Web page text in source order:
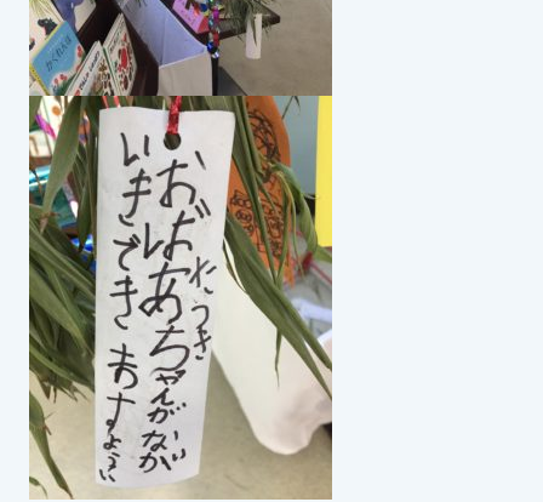
メールでお問い合わせ
スイミングスクールの
体験申し込みはこちら!